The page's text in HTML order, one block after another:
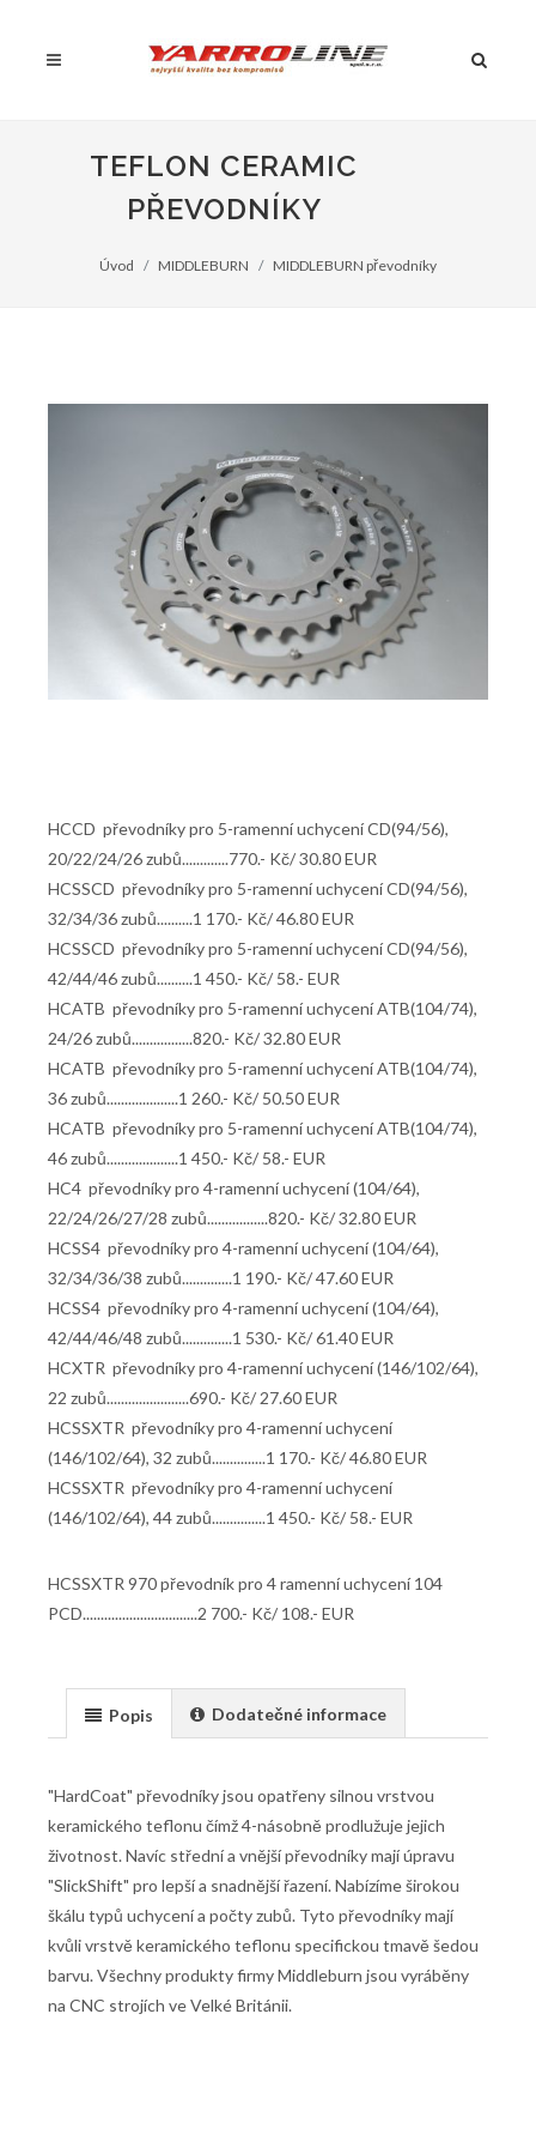
TEFLON CERAMIC
PŘEVODNÍKY
Úvod MIDDLEBURN MIDDLEBURN převodníky
HCCD převodníky pro 5-ramenní uchycení CD(94/56),
20/22/24/26 zubů.............770.- Kč/ 30.80 EUR
HCSSCD převodníky pro 5-ramenní uchycení CD(94/56),
32/34/36 zubů..........1 170.- Kč/ 46.80 EUR
HCSSCD převodníky pro 5-ramenní uchycení CD(94/56),
42/44/46 zubů..........1 450.- Kč/ 58.- EUR
HCATB převodníky pro 5-ramenní uchycení ATB(104/74),
24/26 zubů.................820.- Kč/ 32.80 EUR
HCATB převodníky pro 5-ramenní uchycení ATB(104/74),
36 zubů....................1 260.- Kč/ 50.50 EUR
HCATB převodníky pro 5-ramenní uchycení ATB(104/74),
46 zubů....................1 450.- Kč/ 58.- EUR
HC4 převodníky pro 4-ramenní uchycení (104/64),
22/24/26/27/28 zubů.................820.- Kč/ 32.80 EUR
HCSS4 převodníky pro 4-ramenní uchycení (104/64),
32/34/36/38 zubů..............1 190.- Kč/ 47.60 EUR
HCSS4 převodníky pro 4-ramenní uchycení (104/64),
42/44/46/48 zubů..............1 530.- Kč/ 61.40 EUR
HCXTR převodníky pro 4-ramenní uchycení (146/102/64),
22 zubů.......................690.- Kč/ 27.60 EUR
HCSSXTR převodníky pro 4-ramenní uchycení
(146/102/64), 32 zubů...............1 170.- Kč/ 46.80 EUR
HCSSXTR převodníky pro 4-ramenní uchycení
(146/102/64), 44 zubů...............1 450.- Kč/ 58.- EUR
HCSSXTR 970 převodník pro 4 ramenní uchycení 104
PCD................................2 700.- Kč/ 108.- EUR
Popis Dodatečné informace
"HardCoat" převodníky jsou opatřeny silnou vrstvou
keramického teflonu čímž 4-násobně prodlužuje jejich
životnost. Navíc střední a vnější převodníky mají úpravu
"SlickShift" pro lepší a snadnější řazení. Nabízíme širokou
škálu typů uchycení a počty zubů. Tyto převodníky mají
kvůli vrstvě keramického teflonu specifickou tmavě šedou
barvu. Všechny produkty firmy Middleburn jsou vyráběny
na CNC strojích ve Velké Británii.